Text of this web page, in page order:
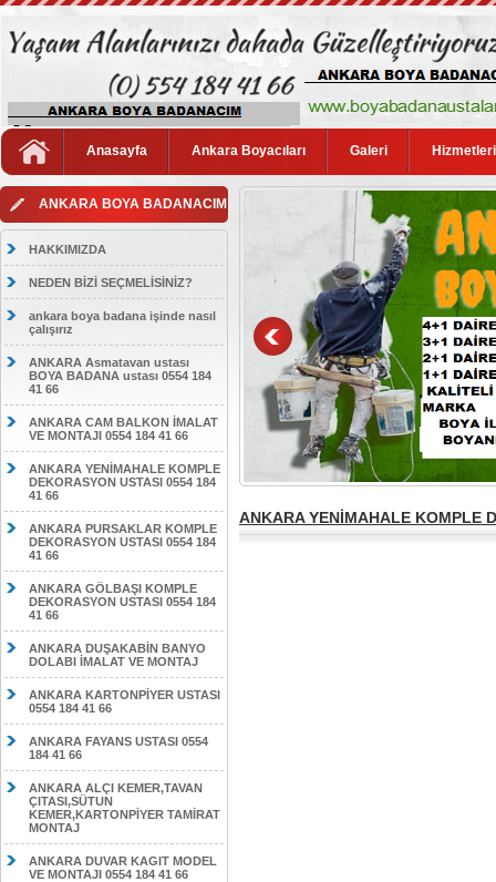
Anasayfa Ankara Boyacıları Galeri
ANKARA BOYA BADANACIM
HAKKIMIZDA
NEDEN BİZİ SEÇMELİSİNİZ?
ankara boya badana işinde nasıl
çalışırız
ANKARA Asmatavan ustası
BOYA BADANA ustası 0554 184
41 66
ANKARA CAM BALKON İMALAT
VE MONTAJI 0554 184 41 66
ANKARA YENİMAHALE KOMPLE
DEKORASYON USTASI 0554 184
41 66
ANKARA PURSAKLAR KOMPLE
DEKORASYON USTASI 0554 184
41 66
ANKARA GÖLBAŞI KOMPLE
DEKORASYON USTASI 0554 184
41 66
ANKARA DUŞAKABİN BANYO
DOLABI İMALAT VE MONTAJ
ANKARA KARTONPİYER USTASI
0554 184 41 66
ANKARA FAYANS USTASI 0554
184 41 66
ANKARA ALÇI KEMER,TAVAN
ÇITASI,SÜTUN
KEMER,KARTONPİYER TAMİRAT
MONTAJ
ANKARA DUVAR KAGIT MODEL
VE MONTAJI 0554 184 41 66
ANKARA YENİMAHALE KOMPLE